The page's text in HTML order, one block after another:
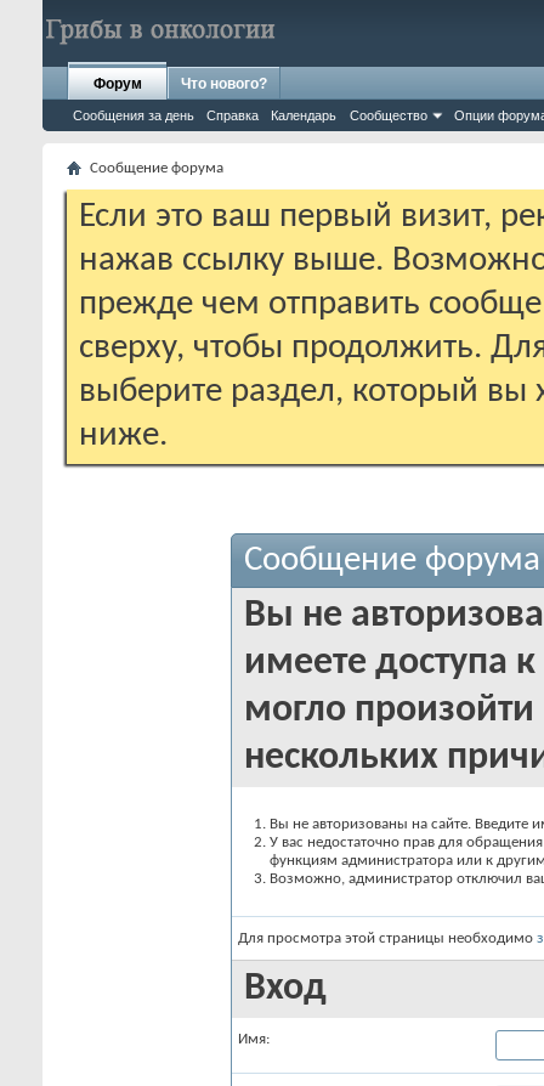
Форум
Сообщения за день Справка Календарь Сообщество Опции
Что нового?
Сообщение форума
Если это ваш первый визит,
нажав ссылку выше.
прежде чем отправить
сверху, чтобы продолжить.
выберите раздел, который вы
ниже.
Сообщение форума
Вы не
имеете доступа
могло
нескольких
Вы не авторизованы на сайте. Введите
У вас недостаточно прав для
функциям администратора или к
Возможно, администратор отключил
Для просмотра этой страницы необходимо
Вход
Имя: